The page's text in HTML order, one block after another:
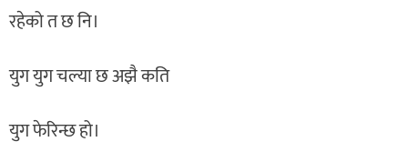
रहेको त छ नि।
युग युग चल्या छ अझै कति
युग फेरिन्छ हो।